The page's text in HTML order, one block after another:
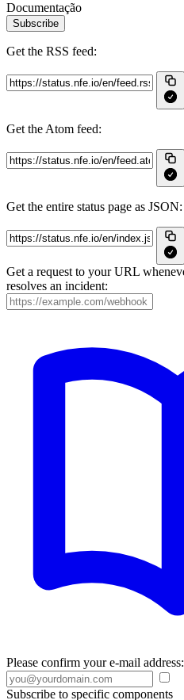
Documentação
Subscribe
Get the RSS feed:
Get the Atom feed:
Get the entire status page as JSON:
Get a request to your URL
resolves an incident:
Please confirm your e-mail address:
Subscribe to specific components